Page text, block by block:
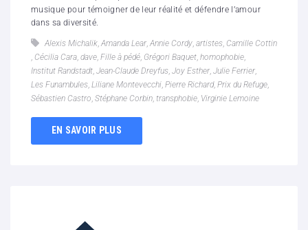
musique pour témoigner de leur réalité et défendre l’amour
dans sa diversité.
Alexis Michalik, Amanda Lear, Annie Cordy, artistes, Camille Cottin
, Cécilia Cara, dave, Fille à pédé, Grégori Baquet, homophobie,
Institut Randstadt, Jean-Claude Dreyfus, Joy Esther, Julie Ferrier,
Les Funambules, Liliane Montevecchi, Pierre Richard, Prix du Refuge,
Sébastien Castro, Stéphane Corbin, transphobie, Virginie Lemoine
EN SAVOIR PLUS